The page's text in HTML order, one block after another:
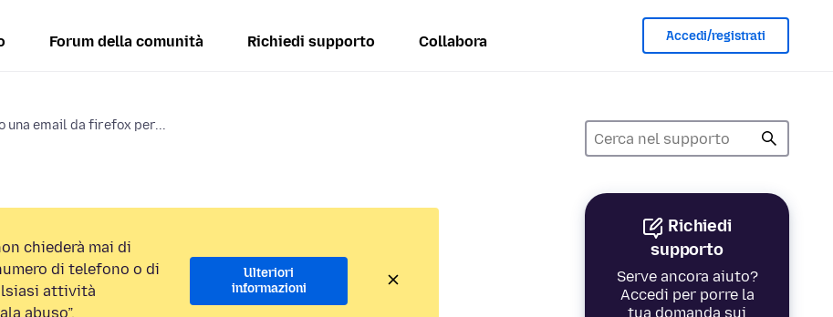
Forum della comunità Richiedi supporto Collabora Accedi/registrati
una email da firefox per...
Richiedi
supporto
Serve ancora aiuto?
Accedi per porre la
tua domanda sui
chiederà mai di
di telefono o di
attività
abuso”.
Ulteriori
informazioni